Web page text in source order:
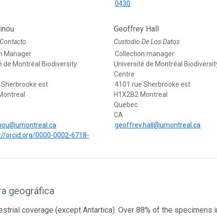
0430
Manager
de Montréal Biodiversity
est
orcid.org/0000-0002-6718-
Geoffrey Hall
Custodio De Los Datos
Collection manager
Université de Montréal
Centre
4101 rue Sherbrooke est
H1X2B2 Montreal
Quebec
CA
geoffrey.hall@umontreal.ca
geográfica
coverage (except Antartica). Over 88% of the